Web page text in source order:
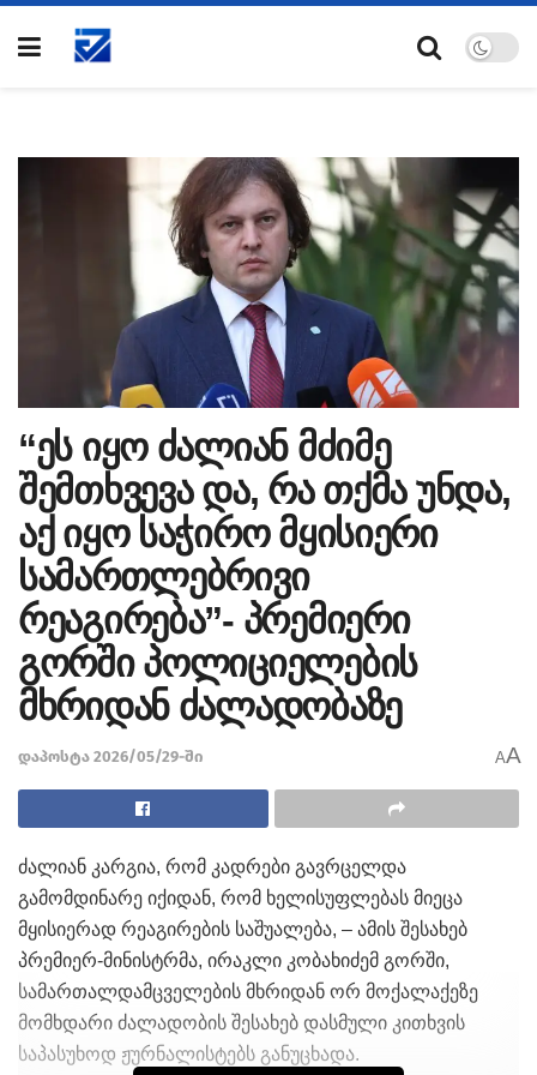
“ეს იყო ძალიან მძიმე
შემთხვევა და, რა თქმა უნდა,
აქ იყო საჭირო მყისიერი
სამართლებრივი
რეაგირება”- პრემიერი
გორში პოლიციელების
მხრიდან ძალადობაზე
დაპოსტა 2026/05/29-ში AA
ძალიან კარგია, რომ კადრები გავრცელდა
გამომდინარე იქიდან, რომ ხელისუფლებას მიეცა
მყისიერად რეაგირების საშუალება, – ამის შესახებ
პრემიერ-მინისტრმა, ირაკლი კობახიძემ გორში,
სამართალდამცველების მხრიდან ორ მოქალაქეზე
მომხდარი ძალადობის შესახებ დასმული კითხვის
საპასუხოდ ჟურნალისტებს განუცხადა.